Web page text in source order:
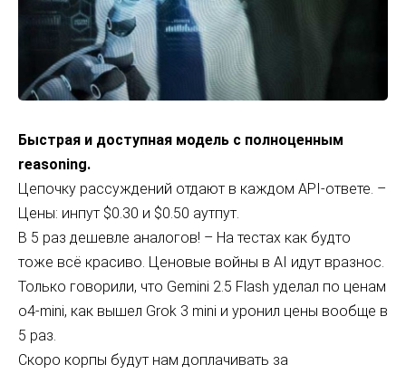
Быстрая и доступная модель с полноценным
reasoning.
Цепочку рассуждений отдают в каждом API-ответе. –
Цены: инпут $0.30 и $0.50 аутпут.
В 5 раз дешевле аналогов! – На тестах как будто
тоже всё красиво. Ценовые войны в AI идут вразнос.
Только говорили, что Gemini 2.5 Flash уделал по ценам
o4-mini, как вышел Grok 3 mini и уронил цены вообще в
5 раз.
Скоро корпы будут нам доплачивать за